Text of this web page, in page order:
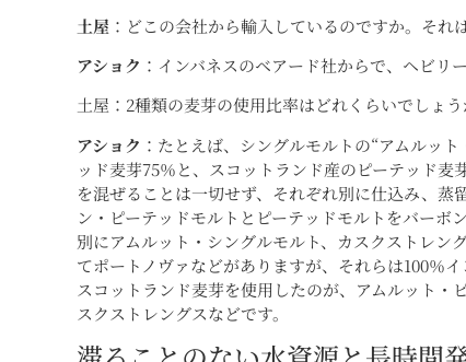
土屋 ：どこの会社から輸入しているのですか。それ
アショク ：インバネスのベアード社からで、ヘビリ
土屋：2種類の麦芽の使用比率はどれくらいでしょう
アショク ：たとえば、シングルモルトの“アムルッ
ッド麦芽75％と、スコットランド産のピーテッド
を混ぜることは一切せず、それぞれ別に仕込み、蒸
ン・ピーテッドモルトとピーテッドモルトをバーボ
別にアムルット・シングルモルト、カスクストレン
てポートノヴァなどがありますが、それらは100％
スコットランド麦芽を使用したのが、アムルット・
スクストレングスなどです。